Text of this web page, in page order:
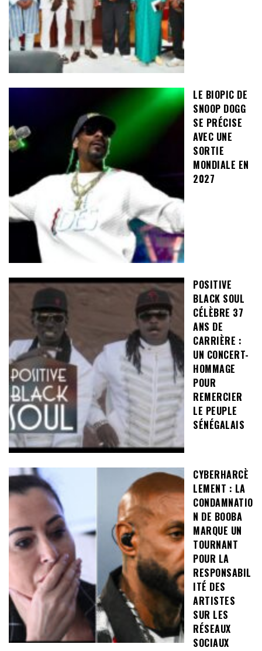
LE BIOPIC DE
SNOOP DOGG
SE PRÉCISE
AVEC UNE
SORTIE
MONDIALE EN
2027
POSITIVE
BLACK SOUL
CÉLÈBRE 37
ANS DE
CARRIÈRE :
UN CONCERT-
HOMMAGE
POUR
REMERCIER
LE PEUPLE
SÉNÉGALAIS
CYBERHARCÈ
LEMENT : LA
CONDAMNATIO
N DE BOOBA
MARQUE UN
TOURNANT
POUR LA
RESPONSABIL
ITÉ DES
ARTISTES
SUR LES
RÉSEAUX
SOCIAUX